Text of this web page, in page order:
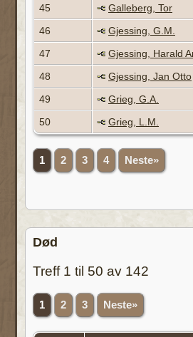
45
Galleberg, Tor
46
Gjessing, G.M.
47
Gjessing, Harald
48
Gjessing, Jan Otto
49
Grieg, G.A.
50
Grieg, L.M.
1 2 3 4 Neste»
Død
Treff 1 til 50 av 142
1 2 3 Neste»